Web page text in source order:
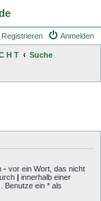
Anmelden
Registrieren
H T
Suche
- vor ein Wort, das nicht
| innerhalb einer
Benutze ein * als